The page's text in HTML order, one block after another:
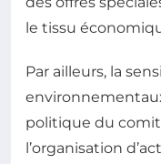
le tissu
Par ailleurs, la
politique du
l’organisation